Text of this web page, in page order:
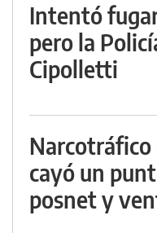
Intentó
pero la
Cipolletti
Narcotráfico
cayó un
posnet y